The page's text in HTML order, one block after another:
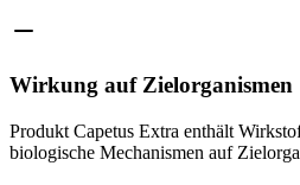
Wirkung auf Zielorganismen
Produkt Capetus Extra enthält
biologische Mechanismen auf